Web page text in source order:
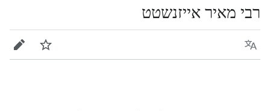
רבי מאיר אייזנשטט
שפה מעקב